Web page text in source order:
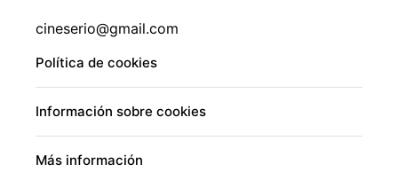
cineserio@gmail.com
Política de cookies
Información sobre cookies
Más información